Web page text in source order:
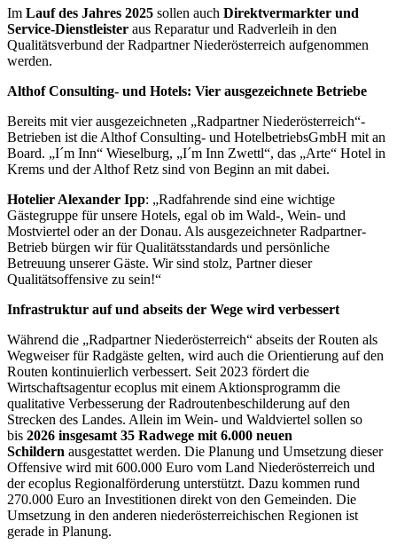
Im Lauf des Jahres 2025 sollen auch Direktvermarkter und
Service-Dienstleister aus Reparatur und Radverleih in den
Qualitätsverbund der Radpartner Niederösterreich aufgenommen
werden.
Althof Consulting- und Hotels: Vier ausgezeichnete Betriebe
Bereits mit vier ausgezeichneten „Radpartner Niederösterreich“-
Betrieben ist die Althof Consulting- und HotelbetriebsGmbH mit an
Board. „I´m Inn“ Wieselburg, „I´m Inn Zwettl“, das „Arte“ Hotel in
Krems und der Althof Retz sind von Beginn an mit dabei.
Hotelier Alexander Ipp: „Radfahrende sind eine wichtige
Gästegruppe für unsere Hotels, egal ob im Wald-, Wein- und
Mostviertel oder an der Donau. Als ausgezeichneter Radpartner-
Betrieb bürgen wir für Qualitätsstandards und persönliche
Betreuung unserer Gäste. Wir sind stolz, Partner dieser
Qualitätsoffensive zu sein!“
Infrastruktur auf und abseits der Wege wird verbessert
Während die „Radpartner Niederösterreich“ abseits der Routen als
Wegweiser für Radgäste gelten, wird auch die Orientierung auf den
Routen kontinuierlich verbessert. Seit 2023 fördert die
Wirtschaftsagentur ecoplus mit einem Aktionsprogramm die
qualitative Verbesserung der Radroutenbeschilderung auf den
Strecken des Landes. Allein im Wein- und Waldviertel sollen so
bis 2026 insgesamt 35 Radwege mit 6.000 neuen
Schildern ausgestattet werden. Die Planung und Umsetzung dieser
Offensive wird mit 600.000 Euro vom Land Niederösterreich und
der ecoplus Regionalförderung unterstützt. Dazu kommen rund
270.000 Euro an Investitionen direkt von den Gemeinden. Die
Umsetzung in den anderen niederösterreichischen Regionen ist
gerade in Planung.